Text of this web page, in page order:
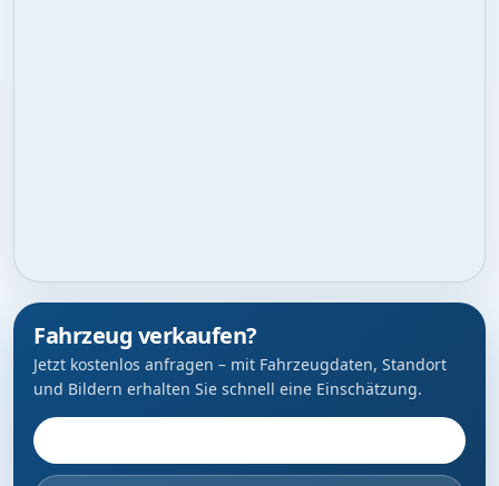
Fahrzeug verkaufen?
Jetzt kostenlos anfragen – mit Fahrzeugdaten, Standort
und Bildern erhalten Sie schnell eine Einschätzung.